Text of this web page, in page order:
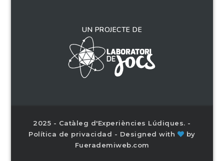
UN PROJECTE DE
2025 - Catàleg d'Experiències Lúdiques. -
Política de privacidad - Designed with
by
Fuerademiweb.com